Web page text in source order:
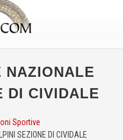
NAZIONALE
DI CIVIDALE
Sportive
SEZIONE DI CIVIDALE